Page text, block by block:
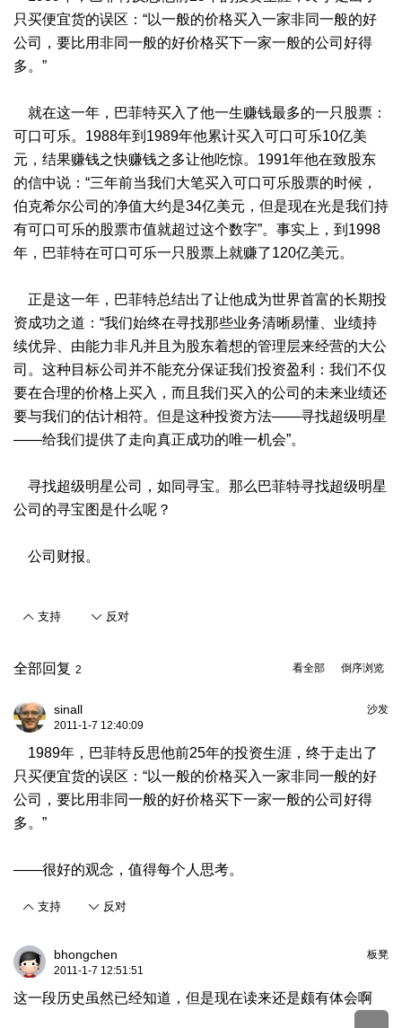
只买便宜货的误区：“以一般的价格买入一家非同一般的好
公司，要比用非同一般的好价格买下一家一般的公司好得
多。”
就在这一年，巴菲特买入了他一生赚钱最多的一只股票：
可口可乐。1988年到1989年他累计买入可口可乐10亿美
元，结果赚钱之快赚钱之多让他吃惊。1991年他在致股东
的信中说：“三年前当我们大笔买入可口可乐股票的时候，
伯克希尔公司的净值大约是34亿美元，但是现在光是我们持
有可口可乐的股票市值就超过这个数字”。事实上，到1998
年，巴菲特在可口可乐一只股票上就赚了120亿美元。
正是这一年，巴菲特总结出了让他成为世界首富的长期投
资成功之道：“我们始终在寻找那些业务清晰易懂、业绩持
续优异、由能力非凡并且为股东着想的管理层来经营的大公
司。这种目标公司并不能充分保证我们投资盈利：我们不仅
要在合理的价格上买入，而且我们买入的公司的未来业绩还
要与我们的估计相符。但是这种投资方法——寻找超级明星
——给我们提供了走向真正成功的唯一机会”。
寻找超级明星公司，如同寻宝。那么巴菲特寻找超级明星
公司的寻宝图是什么呢？
公司财报。
支持 反对
倒序浏览
看全部
全部回复 2
沙发
sinall
2011-1-7 12:40:09
1989年，巴菲特反思他前25年的投资生涯，终于走出了
只买便宜货的误区：“以一般的价格买入一家非同一般的好
公司，要比用非同一般的好价格买下一家一般的公司好得
多。”
——很好的观念，值得每个人思考。
支持 反对
板凳
bhongchen
2011-1-7 12:51:51
这一段历史虽然已经知道，但是现在读来还是颇有体会啊